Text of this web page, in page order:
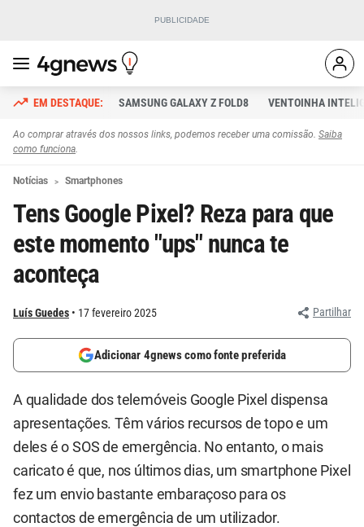
SAMSUNG GALAXY Z FOLD8 VENTOINHA
Ao comprar através dos nossos links, podemos receber uma comissão. Saiba
como funciona.
Notícias Smartphones
Tens Google Pixel? Reza para que
este momento "ups" nunca te
aconteça
Luís Guedes 17 fevereiro 2025 Partilhar
Adicionar 4gnews como fonte preferida
A qualidade dos telemóveis Google Pixel dispensa
apresentações. Têm vários recursos de topo e um
deles é o SOS de emergência. No entanto, o mais
caricato é que, nos últimos dias, um smartphone Pixel
fez um envio bastante embaraçoso para os
contactos de emergência de um utilizador.